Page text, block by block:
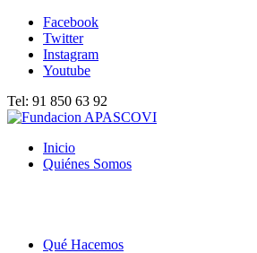
Facebook
Twitter
Instagram
Youtube
Tel: 91 850 63 92
Inicio
Quiénes Somos
Qué Hacemos